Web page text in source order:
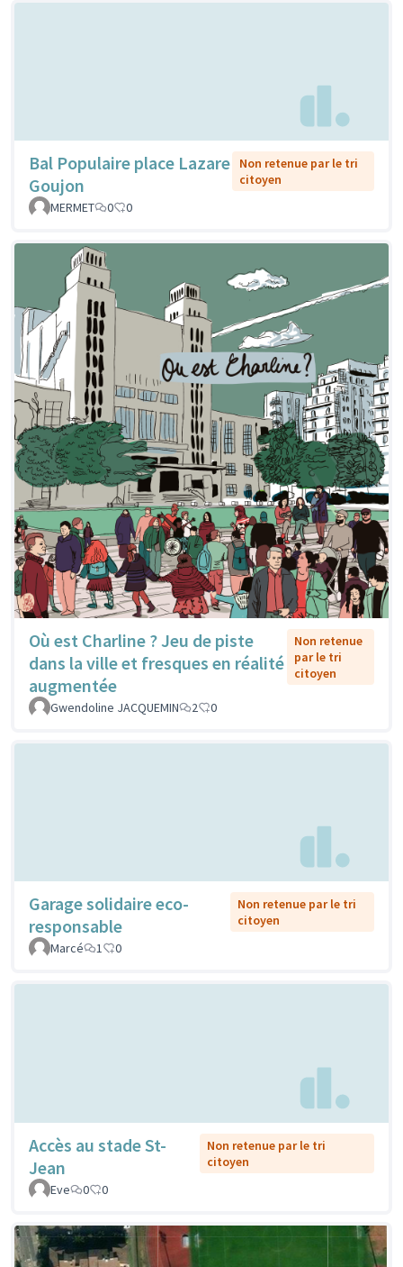
Bal Populaire place Lazare
Goujon
Non retenue par le tri
citoyen
MERMET
0 0
Où est Charline ? Jeu de piste
dans la ville et fresques en réalité
augmentée
Non retenue
par le tri
citoyen
Gwendoline JACQUEMIN 2 0
Garage solidaire eco-
responsable
Non retenue par le tri
citoyen
Marcé
1 0
Accès au stade St-
Jean
Non retenue par le tri
citoyen
Eve
0 0